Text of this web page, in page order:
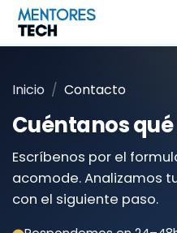
Inicio Contacto
Cuéntanos
Escríbenos por el
acomode. Analizamos
con el siguiente paso.